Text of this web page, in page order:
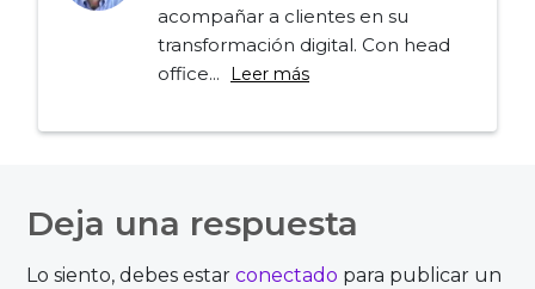
acompañar a clientes en su
transformación digital. Con head
office...
Leer más
de
entradas
Deja una respuesta
Lo siento, debes estarconectado para publicar un